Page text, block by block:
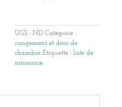
UGS :ND Catégorie :
rangement et déco de
chambre Étiquette :liste de
naissance